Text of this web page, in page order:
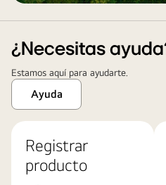
¿Necesitas
Estamos aquí para ayudarte.
Ayuda
Registrar
producto